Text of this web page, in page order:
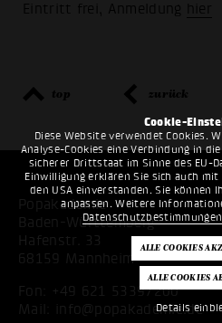
Cookie-
Diese Website verwendet Cookies.
Analyse-Cookies eine Verbindung in
sicherer Drittstaat im Sinne des EU-
Einwilligung erklären Sie sich auch
den USA einverstanden. Sie können
anpassen. Weitere
Datenschutzbestimmungen
Details
Eintritt frei, Anmeldung
hier
top zurück
Popakademie
Baden-Württemberg
Hafenstr. 33
68159 Mannheim
Fon:
+49 621 53397200
Mail:
info@popakademie.de